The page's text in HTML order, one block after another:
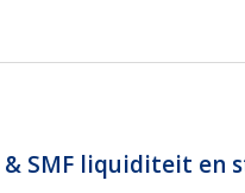
SMF liquiditeit en